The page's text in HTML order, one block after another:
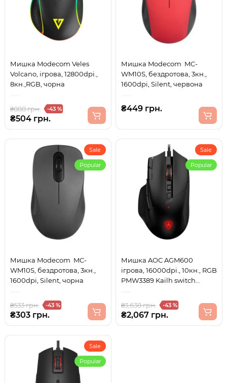
Мишка Modecom Veles
Volcano, ігрова, 12800dpi.,
8кн.,RGB, чорна
₴888 грн. -43 %
₴504 грн.
Мишка Modecom MC-
WM10S, бездротова, 3кн.,
1600dpi, Silent, червона
₴449 грн.
Sale
Popular
Мишка Modecom MC-
WM10S, бездротова, 3кн.,
1600dpi, Silent, чорна
₴533 грн. -43 %
₴303 грн.
Sale
Popular
Мишка AOC AGM600
ігрова, 16000dpi., 10кн., RGB
PMW3389 Kailh switch
₴3,638 грн.
-43 %
₴2,067 грн.
Sale
Popular